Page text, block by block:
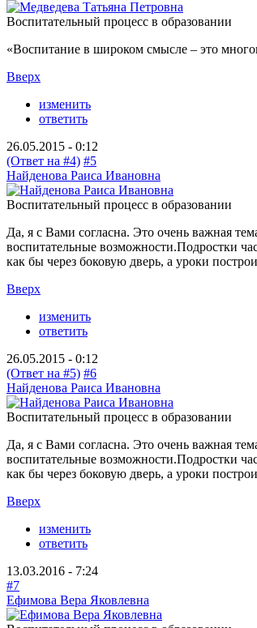
Воспитательный процесс в образовании
«Воспитание в широком смысле – это
Вверх
изменить
ответить
26.05.2015 - 0:12
(Ответ на #4) #5
Найденова Раиса Ивановна
Воспитательный процесс в образовании
Да, я с Вами согласна. Это очень важная
воспитательные возможности.Подростки
как бы через боковую дверь, а уроки
Вверх
изменить
ответить
26.05.2015 - 0:12
(Ответ на #5) #6
Найденова Раиса Ивановна
Воспитательный процесс в образовании
Да, я с Вами согласна. Это очень важная
воспитательные возможности.Подростки
как бы через боковую дверь, а уроки
Вверх
изменить
ответить
13.03.2016 - 7:24
#7
Ефимова Вера Яковлевна